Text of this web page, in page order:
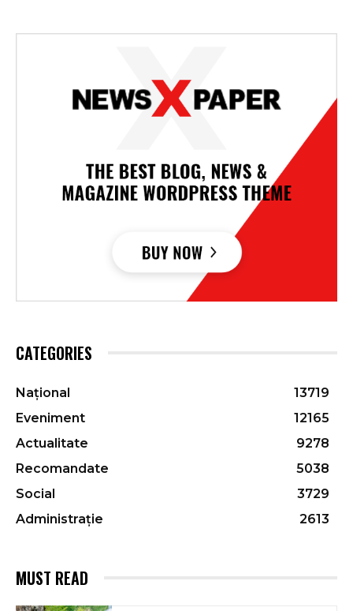
CATEGORIES
Național
13719
Eveniment
12165
Actualitate
9278
Recomandate
5038
Social
3729
Administrație
2613
MUST READ